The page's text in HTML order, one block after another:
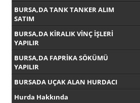
BURSA,DA TANK TANKER ALIM
SATIM
BURSA,DA KİRALIK VİNÇ İŞLERİ
YAPILIR
BURSA,DA FAPRİKA SÖKÜMÜ
YAPILIR
BURSADA UÇAK ALAN HURDACI
Hurda Hakkında